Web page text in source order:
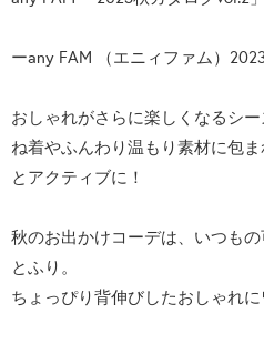
ーany FAM （エニィファム）
おしゃれがさらに楽しくなるシ
ね着やふんわり温もり素材に包
とアクティブに！
秋のお出かけコーデは、いつも
とふり。
ちょっぴり背伸びしたおしゃれ